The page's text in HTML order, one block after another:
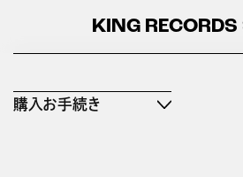
KING RECORDS
購入お手続き